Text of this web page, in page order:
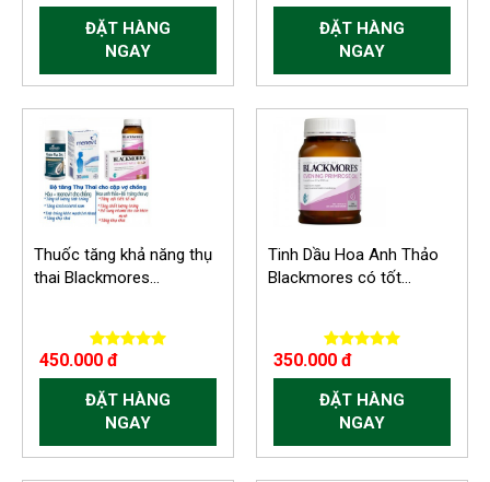
ĐẶT HÀNG
NGAY
ĐẶT HÀNG
NGAY
Thuốc tăng khả năng thụ
thai Blackmores...
450.000 đ
ĐẶT HÀNG
NGAY
Tinh Dầu Hoa Anh Thảo
Blackmores có tốt...
350.000 đ
ĐẶT HÀNG
NGAY